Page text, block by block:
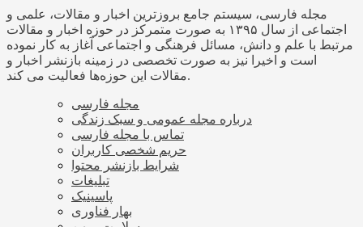
مجله فارسی، سیستم جامع بروزترین اخبار و مقالات، علمی و
اجتماعی از سال ۱۳۹۵ به صورت متمرکز در حوزه اخبار و مقالات
مرتبط با علم و دانش، مسائل فرهنگی و اجتماعی آغاز به کار نموده
است و اخیرا نیز به صورت تخصصی در زمینه بازنشر اخبار و
مقالات این حوزه‌ها فعالیت می کند.
مجله فارسی
درباره مجله عمومی و سبک زندگی
تماس با مجله فارسی
حریم شخصی کاربران
شرایط بازنشر محتوا
تبلیغات
پاسینیک
بهار فناوری